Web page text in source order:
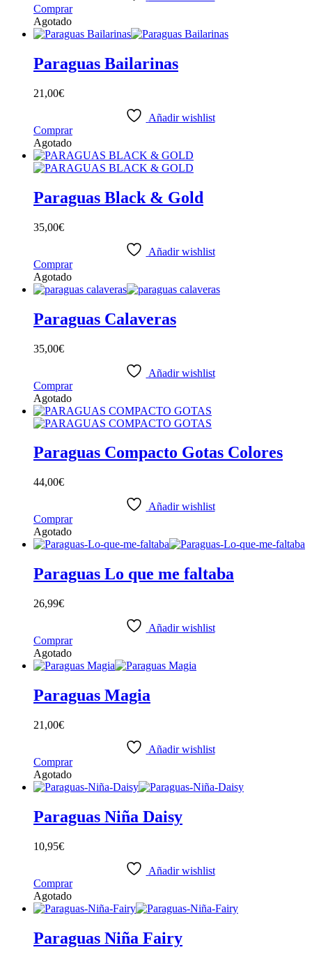
Comprar
Agotado
Paraguas Bailarinas
21,00€
Añadir wishlist
Comprar
Agotado
Paraguas Black & Gold
35,00€
Añadir wishlist
Comprar
Agotado
Paraguas Calaveras
35,00€
Añadir wishlist
Comprar
Agotado
Paraguas Compacto Gotas Colores
44,00€
Añadir wishlist
Comprar
Agotado
Paraguas Lo que me faltaba
26,99€
Añadir wishlist
Comprar
Agotado
Paraguas Magia
21,00€
Añadir wishlist
Comprar
Agotado
Paraguas Niña Daisy
10,95€
Añadir wishlist
Comprar
Agotado
Paraguas Niña Fairy